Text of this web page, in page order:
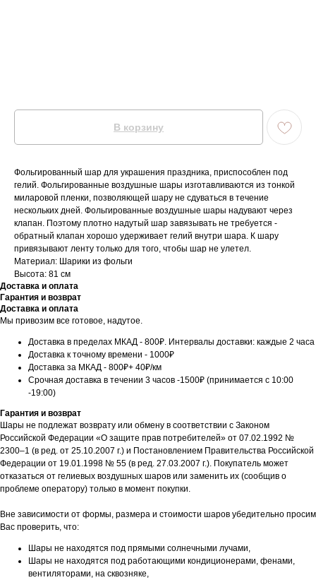
В корзину
Фольгированный шар для украшения праздника, приспособлен под
гелий. Фольгированные воздушные шары изготавливаются из тонкой
миларовой пленки, позволяющей шару не сдуваться в течение
нескольких дней. Фольгированные воздушные шары надувают через
клапан. Поэтому плотно надутый шар завязывать не требуется -
обратный клапан хорошо удерживает гелий внутри шара. К шару
привязывают ленту только для того, чтобы шар не улетел.
Материал: Шарики из фольги
Высота: 81 см
Доставка и оплата
Гарантия и возврат
Доставка и оплата
Мы привозим все готовое, надутое.
Доставка в пределах МКАД - 800₽. Интервалы доставки: каждые 2 часа
Доставка к точному времени - 1000₽
Доставка за МКАД - 800₽+ 40₽/км
Срочная доставка в течении 3 часов -1500₽ (принимается с 10:00
-19:00)
Гарантия и возврат
Шары не подлежат возврату или обмену в соответствии с Законом
Российской Федерации «О защите прав потребителей» от 07.02.1992 №
2300–1 (в ред. от 25.10.2007 г.) и Постановлением Правительства Российской
Федерации от 19.01.1998 № 55 (в ред. 27.03.2007 г.). Покупатель может
отказаться от гелиевых воздушных шаров или заменить их (сообщив о
проблеме оператору) только в момент покупки.
Вне зависимости от формы, размера и стоимости шаров убедительно просим
Вас проверить, что:
Шары не находятся под прямыми солнечными лучами,
Шары не находятся под работающими кондиционерами, фенами,
вентиляторами, на сквозняке,